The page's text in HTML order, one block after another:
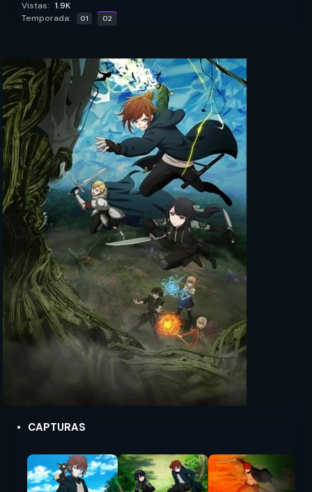
Vistas: 1.9K
Temporada:
01 02
CAPTURAS